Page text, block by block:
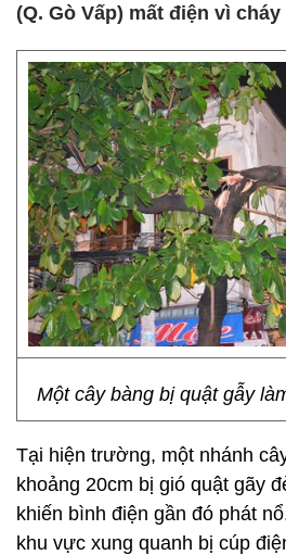
(Q. Gò Vấp) mất điện vì cháy
Một cây bàng bị quật gẫy
Tại hiện trường, một nhánh
khoảng 20cm bị gió quật gãy
khiến bình điện gần đó phát
khu vực xung quanh bị cúp